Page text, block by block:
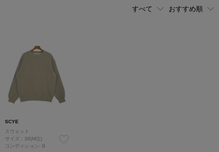
SCYE
スウェット
サイズ：38(M位)
コンディション: B